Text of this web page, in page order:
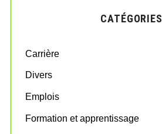
o
:
CATÉGORIES
Carrière
Divers
Emplois
Formation et apprentissage